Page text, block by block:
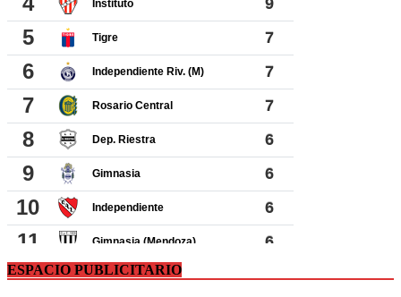
ESPACIO PUBLICITARIO